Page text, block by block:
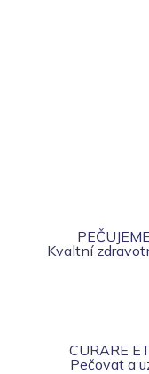
Kvaltní
CURARE
Pečovat a